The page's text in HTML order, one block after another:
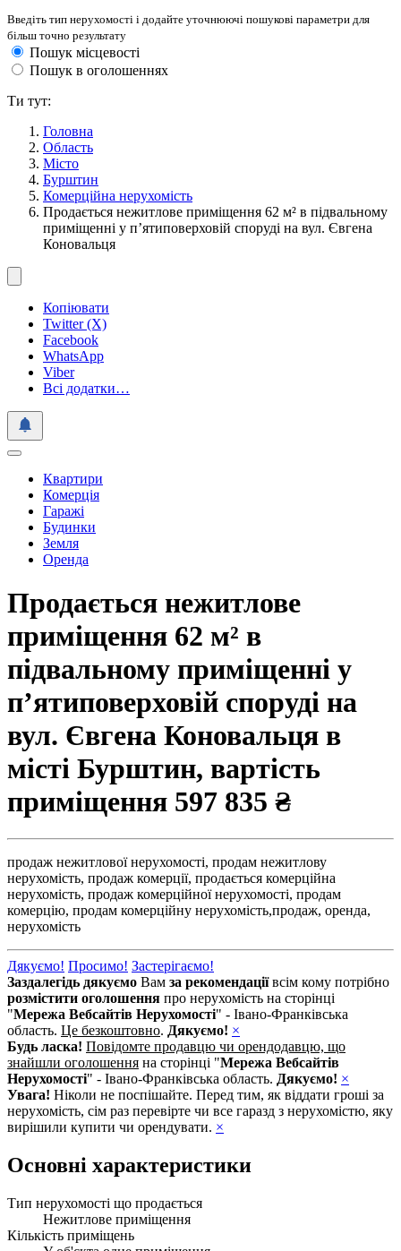
Введіть тип нерухомості і додайте уточнюючі пошукові параметри для
більш точно результату
Пошук місцевості
Пошук в оголошеннях
Ти тут:
Головна
Область
Місто
Бурштин
Комерційна нерухомість
Продається нежитлове приміщення 62 м² в підвальному
приміщенні у п’ятиповерховій споруді на вул. Євгена
Коновальця
Копіювати
Twitter (X)
Facebook
WhatsApp
Viber
Всі додатки…
Квартири
Комерція
Гаражі
Будинки
Земля
Оренда
Продається нежитлове
приміщення 62 м² в
підвальному приміщенні у
п’ятиповерховій споруді на
вул. Євгена Коновальця в
місті Бурштин, вартість
приміщення 597 835 ₴
продаж нежитлової нерухомості, продам нежитлову
нерухомість, продаж комерції, продається комерційна
нерухомість, продаж комерційної нерухомості, продам
комерцію, продам комерційну нерухомість,продаж, оренда,
нерухомість
Дякуємо! Просимо! Застерігаємо!
Заздалегідь дякуємо Вам за рекомендаціївсім кому потрібно
розмістити оголошення про нерухомість на сторінці
"Мережа Вебсайтів Нерухомості" - Івано-Франківська
область. Це безкоштовно. Дякуємо! ×
Будь ласка! Повідомте продавцю чи орендодавцю, що
знайшли оголошення на сторінці "Мережа Вебсайтів
Нерухомості" - Івано-Франківська область. Дякуємо! ×
Увага! Ніколи не поспішайте. Перед тим, як віддати гроші за
нерухомість, сім раз перевірте чи все гаразд з нерухомістю, яку
вирішили купити чи орендувати. ×
Основні характеристики
Тип нерухомості що продається
Нежитлове приміщення
Кількість приміщень